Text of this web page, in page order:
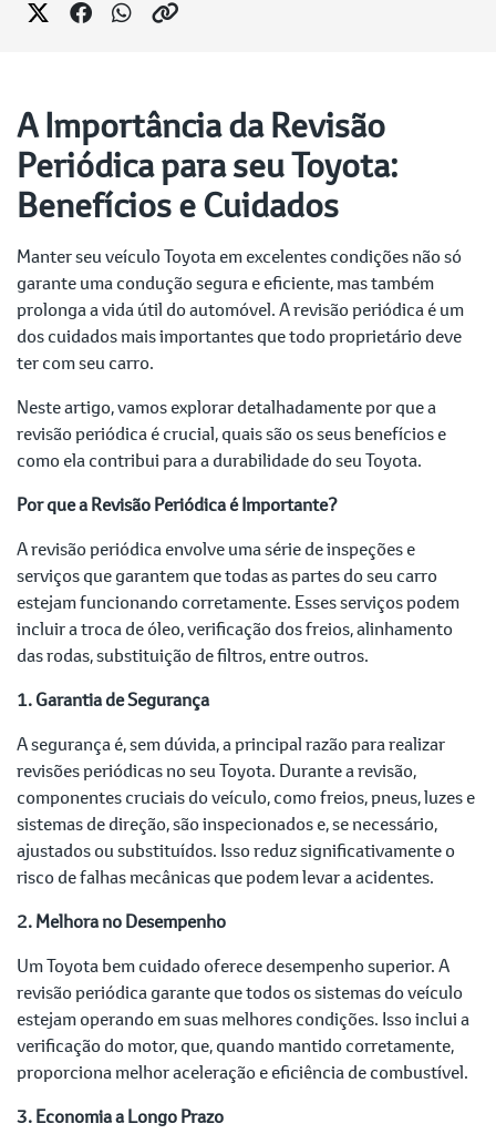
A Importância da Revisão
Periódica para seu Toyota:
Benefícios e Cuidados
Manter seu veículo Toyota em excelentes condições não só
garante uma condução segura e eficiente, mas também
prolonga a vida útil do automóvel. A revisão periódica é um
dos cuidados mais importantes que todo proprietário deve
ter com seu carro.
Neste artigo, vamos explorar detalhadamente por que a
revisão periódica é crucial, quais são os seus benefícios e
como ela contribui para a durabilidade do seu Toyota.
Por que a Revisão Periódica é Importante?
A revisão periódica envolve uma série de inspeções e
serviços que garantem que todas as partes do seu carro
estejam funcionando corretamente. Esses serviços podem
incluir a troca de óleo, verificação dos freios, alinhamento
das rodas, substituição de filtros, entre outros.
1. Garantia de Segurança
A segurança é, sem dúvida, a principal razão para realizar
revisões periódicas no seu Toyota. Durante a revisão,
componentes cruciais do veículo, como freios, pneus, luzes e
sistemas de direção, são inspecionados e, se necessário,
ajustados ou substituídos. Isso reduz significativamente o
risco de falhas mecânicas que podem levar a acidentes.
2. Melhora no Desempenho
Um Toyota bem cuidado oferece desempenho superior. A
revisão periódica garante que todos os sistemas do veículo
estejam operando em suas melhores condições. Isso inclui a
verificação do motor, que, quando mantido corretamente,
proporciona melhor aceleração e eficiência de combustível.
3. Economia a Longo Prazo